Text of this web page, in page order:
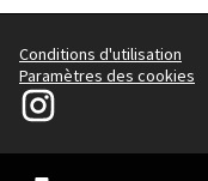
Conditions d'utilisation
Paramètres des cookies
Le14participe sur Instagram